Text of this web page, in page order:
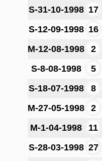
S-31-10-1998 17
S-12-09-1998 16
M-12-08-1998
2
S-8-08-1998
5
S-18-07-1998
8
M-27-05-1998
2
M-1-04-1998
11
S-28-03-1998 27